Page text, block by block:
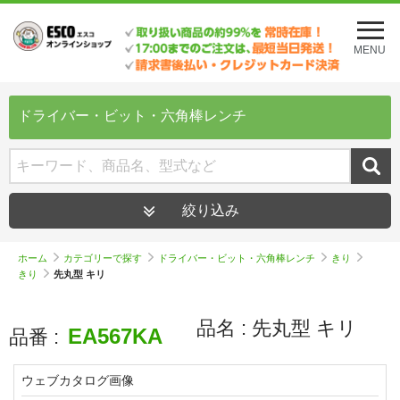
メ
ニ
ュ
を
MENU
ドライバー・ビット・六角棒レンチ
絞り込み
ホーム カテゴリーで探す ドライバー・ビット・六角棒レンチ
きり
きり
先丸型 キリ
品番 : EA567KA 品名 : 先丸型 キリ
ウェブカタログ画像